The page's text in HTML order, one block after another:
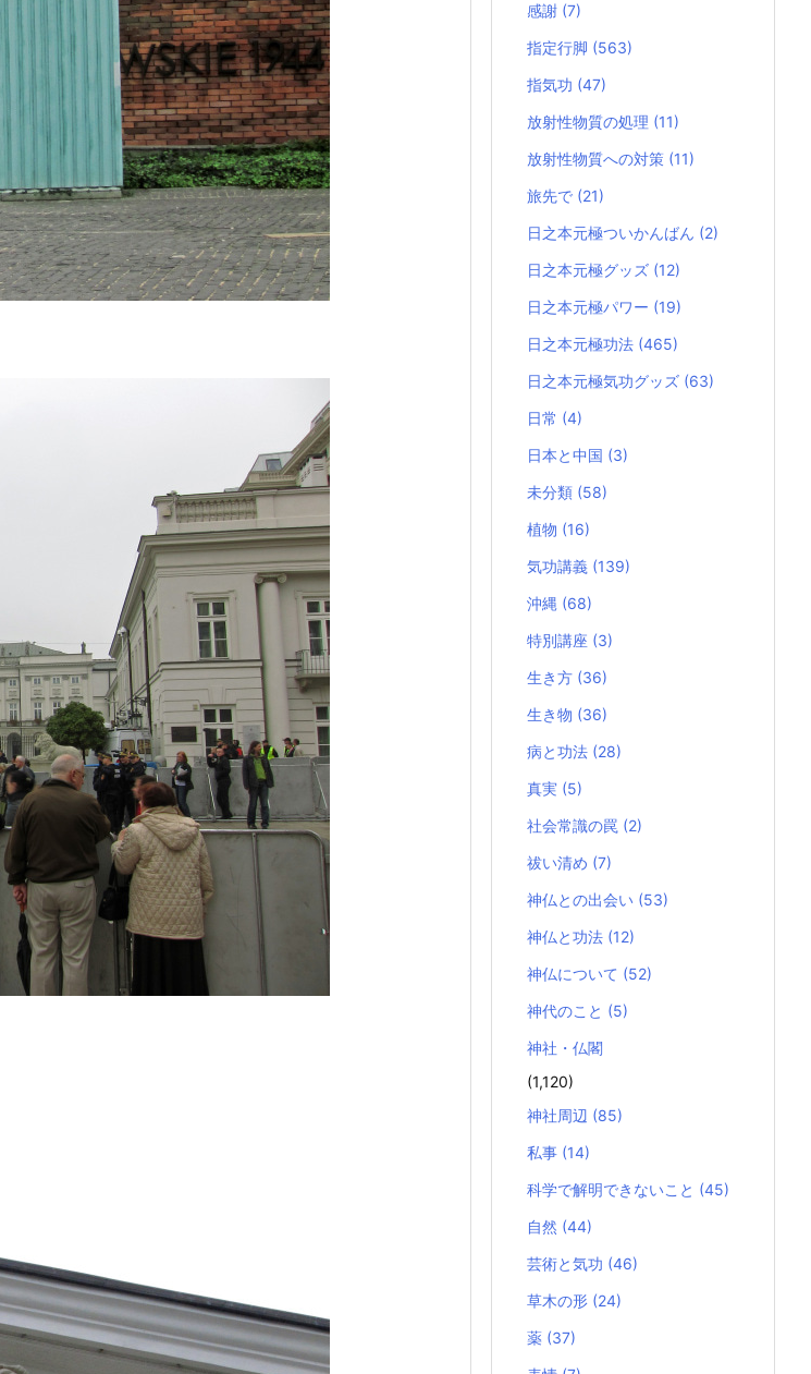
感謝 (7)
指定行脚 (563)
指気功 (47)
放射性物質の処理 (11)
放射性物質への対策 (11)
旅先で (21)
日之本元極ついかんばん (2)
日之本元極グッズ (12)
日之本元極パワー (19)
日之本元極功法 (465)
日之本元極気功グッズ (63)
日常 (4)
日本と中国 (3)
未分類 (58)
植物 (16)
気功講義 (139)
沖縄 (68)
特別講座 (3)
生き方 (36)
生き物 (36)
病と功法 (28)
真実 (5)
社会常識の罠 (2)
祓い清め (7)
神仏との出会い (53)
神仏と功法 (12)
神仏について (52)
神代のこと (5)
神社・仏閣
(1,120)
神社周辺 (85)
私事 (14)
科学で解明できないこと (45)
自然 (44)
芸術と気功 (46)
草木の形 (24)
薬 (37)